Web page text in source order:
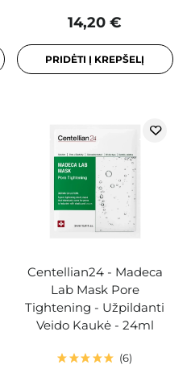
14,20 €
PRIDĖTI Į KREPŠELĮ
Centellian24 - Madeca
Lab Mask Pore
Tightening - Užpildanti
Veido Kaukė - 24ml
6